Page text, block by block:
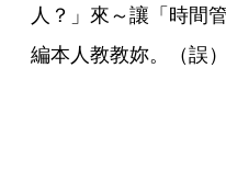
人？」來～讓「時間
編本人教教妳。（誤）